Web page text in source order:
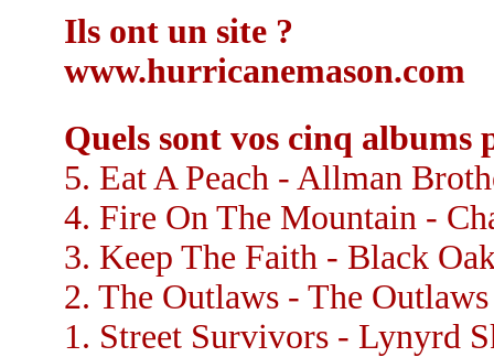
Ils ont un site ?
www.hurricanemason.com
Quels sont vos cinq albums
5. Eat A Peach - Allman
4. Fire On The Mountain -
3. Keep The Faith - Black
2. The Outlaws - The Outlaws
1. Street Survivors - Lynyrd